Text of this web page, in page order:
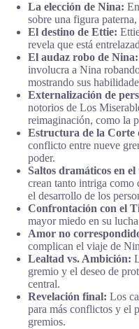
La elección de Nina:
sobre una figura
El destino de Ettie:
revela que está
El audaz robo de Nina:
involucra a Nina
mostrando sus
Externalización de
notorios de Los
reimaginación, como la
Estructura de la Corte
conflicto entre nueve
poder.
Saltos dramáticos en el
crean tanto intriga como
el desarrollo de los
Confrontación con el
mayor miedo en su
Amor no
complican el viaje de
Lealtad vs. Ambición:
gremio y el deseo de
central.
Revelación final: Los
para más conflictos y el
gremios.